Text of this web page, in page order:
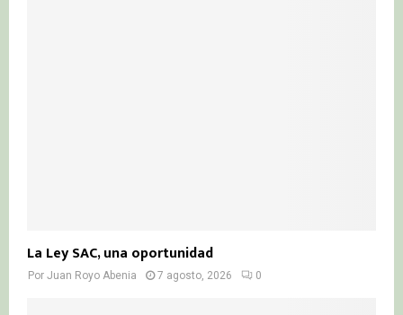
La Ley SAC, una oportunidad
Por Juan Royo Abenia 7 agosto, 2026 0